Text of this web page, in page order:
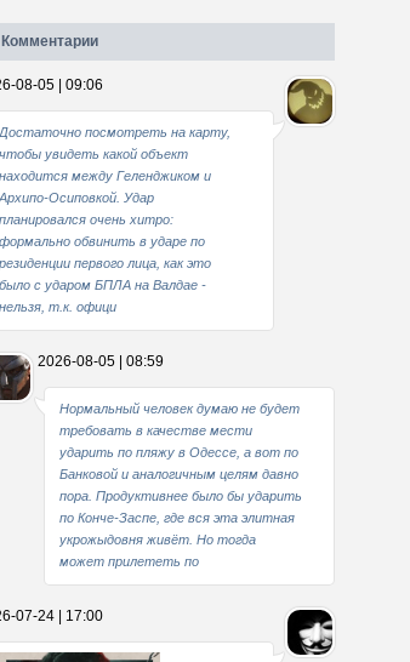
Комментарии
08-05 | 09:06
Достаточно посмотреть на карту,
чтобы увидеть какой объект
находится между Геленджиком и
Архипо-Осиповкой. Удар
планировался очень хитро:
формально обвинить в ударе по
резиденции первого лица, как это
было с ударом БПЛА на Валдае -
нельзя, т.к. офици
2026-08-05 | 08:59
Нормальный человек думаю не будет
требовать в качестве мести
ударить по пляжу в Одессе, а вот по
Банковой и аналогичным целям давно
пора. Продуктивнее было бы ударить
по Конче-Заспе, где вся эта элитная
укрожыдовня живёт. Но тогда
может прилететь по
07-24 | 17:00